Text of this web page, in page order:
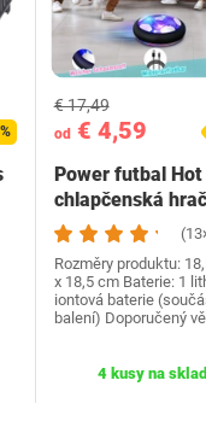
od€ 4,59
€ 17,49
Power futbal Hot
chlapčenská
Rozměry produktu:
x 18,5 cm Baterie: ‎1
iontová baterie
balení) Doporučený
4 kusy na